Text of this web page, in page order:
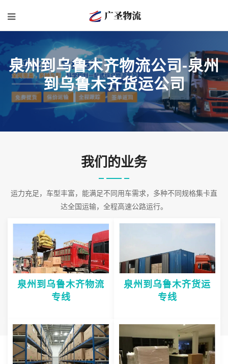
泉州到乌鲁木齐物流公司-泉州
到乌鲁木齐货运公司
我们的业务
运力充足，车型丰富，能满足不同用车需求，多种不同规格集卡直
达全国运输，全程高速公路运行。
泉州到乌鲁木齐物流
专线
泉州到乌鲁木齐货运
专线